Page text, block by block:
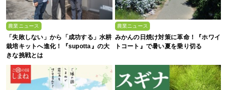
農業ニュース
「失敗しない」から「成功する」水耕
栽培キットへ進化！『supotta』の大
きな挑戦とは
農業ニュース
みかんの日焼け対策に革命！『ホワイ
トコート』で暑い夏を乗り切る